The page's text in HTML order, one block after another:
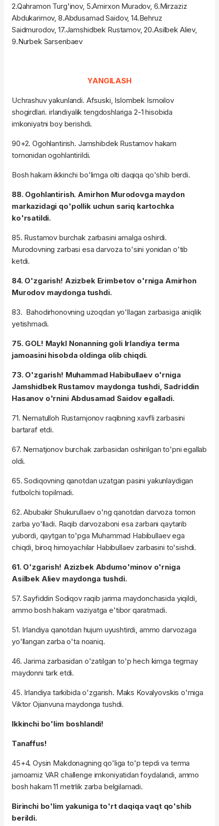
2.Qahramon Turg'inov, 5.Amirxon Muradov, 6.Mirzaziz
Abdukarimov, 8.Abdusamad Saidov, 14.Behruz
Saidmurodov, 17.Jamshidbek Rustamov, 20.Asilbek Aliev,
9.Nurbek Sarsenbaev
YANGILASH
Uchrashuv yakunlandi. Afsuski, Islombek Ismoilov
shogirdlari. irlandiyalik tengdoshlariga 2-1 hisobida
imkoniyatni boy berishdi.
90+2. Ogohlantirish. Jamshibdek Rustamov hakam
tomonidan ogohlantirildi.
Bosh hakam ikkinchi bo'limga olti daqiqa qo'shib berdi.
88. Ogohlantirish. Amirhon Murodovga maydon
markazidagi qo'pollik uchun sariq kartochka
ko'rsatildi.
85. Rustamov burchak zarbasini amalga oshirdi.
Murodovning zarbasi esa darvoza to'sini yonidan o'tib
ketdi.
84. O'zgarish! Azizbek Erimbetov o'rniga Amirhon
Murodov maydonga tushdi.
83. Bahodirhonovning uzoqdan yo'llagan zarbasiga aniqlik
yetishmadi.
75. GOL! Maykl Nonanning goli Irlandiya terma
jamoasini hisobda oldinga olib chiqdi.
73. O'zgarish! Muhammad Habibullaev o'rniga
Jamshidbek Rustamov maydonga tushdi, Sadriddin
Hasanov o'rnini Abdusamad Saidov egalladi.
71. Nematulloh Rustamjonov raqibning xavfli zarbasini
bartaraf etdi.
67. Nematjonov burchak zarbasidan oshirilgan to'pni egallab
oldi.
65. Sodiqovning qanotdan uzatgan pasini yakunlaydigan
futbolchi topilmadi.
62. Abubakir Shukurullaev o'ng qanotdan darvoza tomon
zarba yo'lladi. Raqib darvozaboni esa zarbani qaytarib
yubordi, qaytgan to'pga Muhammad Habibullaev ega
chiqdi, biroq himoyachilar Habibullaev zarbasini to'sishdi.
61. O'zgarish! Azizbek Abdumo'minov o'rniga
Asilbek Aliev maydonga tushdi.
57. Sayfiddin Sodiqov raqib jarima maydonchasida yiqildi,
ammo bosh hakam vaziyatga e'tibor qaratmadi.
51. Irlandiya qanotdan hujum uyushtirdi, ammo darvozaga
yo'llangan zarba o'ta noaniq.
46. Jarima zarbasidan o'zatilgan to'p hech kimga tegmay
maydonni tark etdi.
45. Irlandiya tarkibida o'zgarish. Maks Kovalyovskis o'rniga
Viktor Ojianvuna maydonga tushdi.
Ikkinchi bo'lim boshlandi!
Tanaffus!
45+4. Oysin Makdonagning qo'liga to'p tepdi va terma
jamoamiz VAR challenge imkoniyatidan foydalandi, ammo
bosh hakam 11 metrlik zarba belgilamadi.
Birinchi bo'lim yakuniga to'rt daqiqa vaqt qo'shib
berildi.